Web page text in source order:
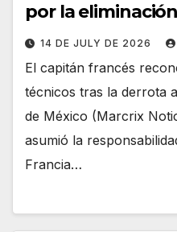
por la
14 DE JULY DE 2026
El capitán francés
técnicos tras la derrota
de México (Marcrix
asumió la
Francia…